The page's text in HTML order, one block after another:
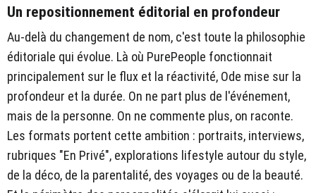
Un repositionnement éditorial en profondeur
Au-delà du changement de nom, c'est toute la philosophie
éditoriale qui évolue. Là où PurePeople fonctionnait
principalement sur le flux et la réactivité, Ode mise sur la
profondeur et la durée. On ne part plus de l'événement,
mais de la personne. On ne commente plus, on raconte.
Les formats portent cette ambition : portraits, interviews,
rubriques "En Privé", explorations lifestyle autour du style,
de la déco, de la parentalité, des voyages ou de la beauté.